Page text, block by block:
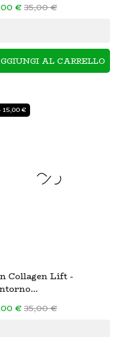
€35,00 €
AL CARRELLO
Collagen Lift -
€35,00 €
15,00 €